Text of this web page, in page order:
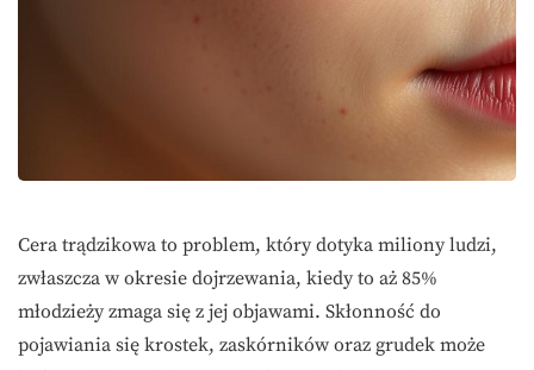
Cera trądzikowa to problem, który dotyka miliony ludzi,
zwłaszcza w okresie dojrzewania, kiedy to aż 85%
młodzieży zmaga się z jej objawami. Skłonność do
pojawiania się krostek, zaskórników oraz grudek może